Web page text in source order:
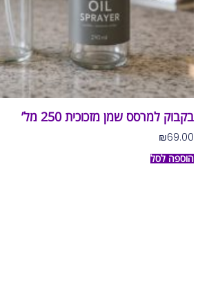
בקבוק למרסס שמן מזכוכית 250 מל’
₪69.00
הוספה לסל